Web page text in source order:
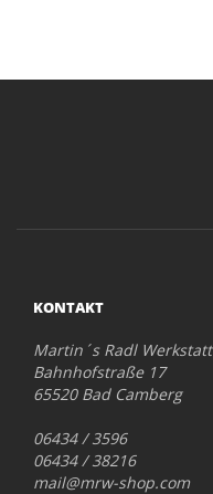
KONTAKT
Martin´s Radl
Bahnhofstraße 17
65520 Bad Camberg
06434 / 3596
06434 / 38216
mail@mrw-shop.com